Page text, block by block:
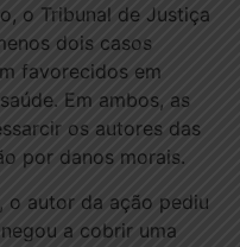
o Tribunal de Justiça
dois casos
favorecidos em
Em ambos, as
os autores das
por danos morais.
o autor da ação pediu
a cobrir uma